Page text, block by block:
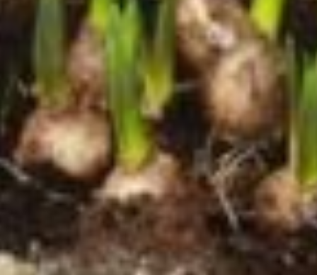
soms goed is om een snoepje dat ze krijgen
een keer niet zelf op te eten maar in het
vastentrommeltje te doen. Daarmee dragen
ze het op aan Jezus als een soort cadeautje
van liefde voor Hem. Zeg daar bijvoorbeeld
bij: Jezus, er zijn vandaag heel veel kinderen
die niets te eten hebben. Ik eet dit snoepje
niet maar draag het op aan U voor deze
kinderen.
Bewaar de snoepjes de hele week in het
vastentrommeltje. Op zondag (de zondag is